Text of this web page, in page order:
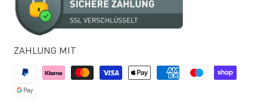
ZAHLUNG MIT